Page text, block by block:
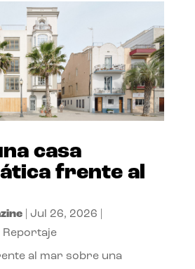
casa
frente al
| Jul 26, 2026
Reportaje
al mar sobre una